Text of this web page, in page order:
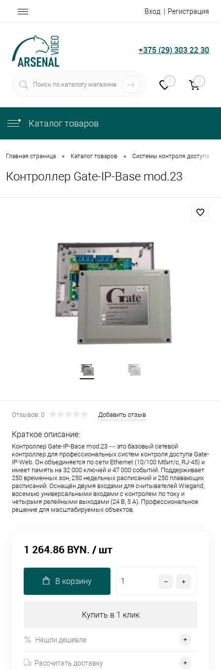
Вход Регистрация
+375 (29) 303 22 30
0 0
Каталог товаров
Главная страница • Каталог товаров • Системы контроля доступа
Контроллер Gate-IP-Base mod.23
Отзывов: 0 Добавить отзыв
Краткое описание:
Контроллер Gate-IP-Base mod.23 — это базовый сетевой
контроллер для профессиональных систем контроля доступа Gate-
IP-Web. Он объединяется по сети Ethernet (10/100 Мбит/с, RJ-45) и
имеет память на 32 000 ключей и 47 000 событий. Поддерживает
250 временных зон, 250 недельных расписаний и 250 плавающих
расписаний. Оснащён двумя входами для считывателей Wiegand,
восемью универсальными входами с контролем по току и
четырьмя релейными выходами (24 В, 5 А). Профессиональное
решение для масштабируемых объектов.
1 264.86 BYN. / шт
В корзину
Купить в 1 клик
Нашли дешевле
Рассчитать доставку